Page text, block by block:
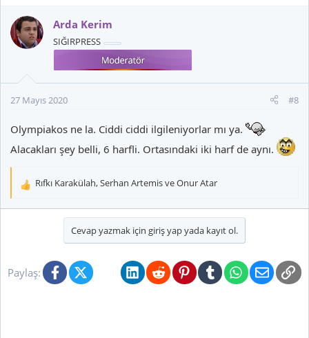
k
i
l
Arda Kerim
SIĞIRPRESS
27 Mayıs 2020 #8
Olympiakos ne la. Ciddi ciddi ilgileniyorlar mı ya.
Alacakları şey belli, 6 harfli. Ortasındaki iki harf de aynı.
T
e
Rıfkı Karakülah,Serhan ArtemisveOnur Atar
Cevap yazmak için giriş yap yada kayıt ol.
Paylaş: FacebookX (Twitter)BlueskyLinkedInRedditPinterestTumblrWhatsApp
E-posta